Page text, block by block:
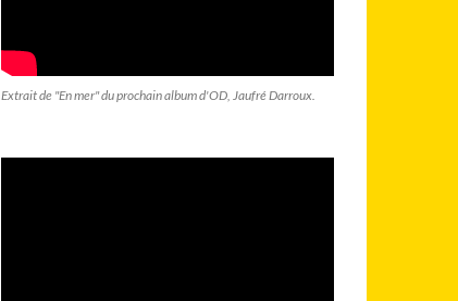
Extrait de "En mer" du prochain album d'OD, Jaufré Darroux.